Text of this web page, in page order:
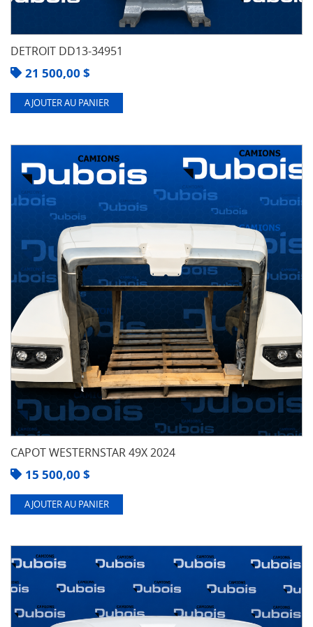
DETROIT DD13-34951
21 500,00 $
AJOUTER AU PANIER
CAPOT WESTERNSTAR 49X 2024
15 500,00 $
AJOUTER AU PANIER